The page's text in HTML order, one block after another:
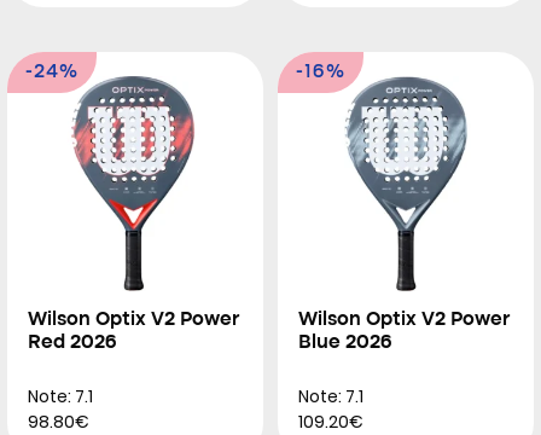
-24%
Wilson Optix V2 Power
Red 2026
Note: 7.1
98.80€
-16%
Wilson Optix V2 Power
Blue 2026
Note: 7.1
109.20€